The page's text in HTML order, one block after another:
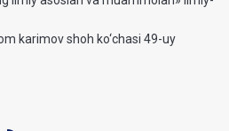
karimov shoh ko‘chasi 49-uy